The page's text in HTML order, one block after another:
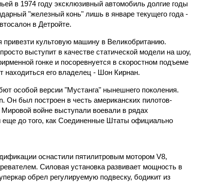
в 1974 году эксклюзивный автомобиль долгие годы
"железный конь" лишь в январе текущего года -
в Детройте.
привезти культовую машину в Великобританию.
выступит в качестве статической модели на шоу,
гонке и посоревнуется в скоростном подъеме
находиться его владелец - Шон Кирнан.
особой версии "Мустанга" нынешнего поколения.
Он был построен в честь американских пилотов-
войне выступали воевали в рядах
еще до того, как Соединенные Штаты официально
оснастили пятилитровым мотором V8,
Силовая установка развивает мощность в
обрел регулируемую подвеску, бодикит из